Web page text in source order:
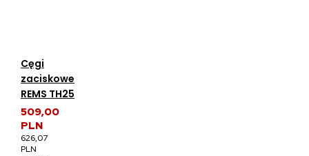
Cęgi
zaciskowe
REMS TH25
509,00
PLN
626,07
PLN